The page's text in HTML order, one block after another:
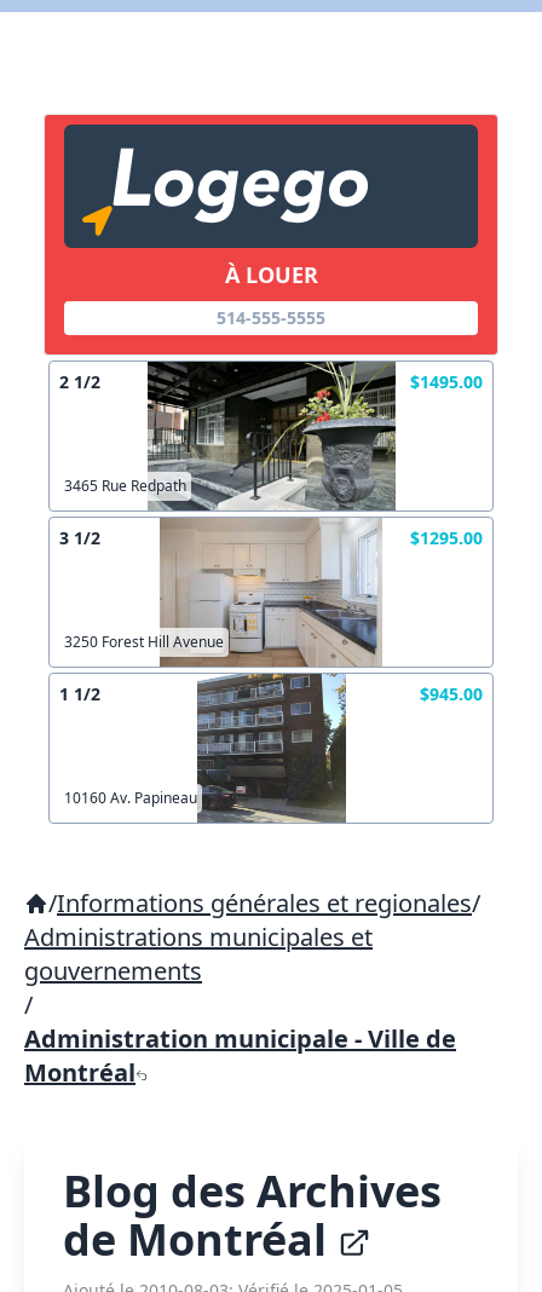
À LOUER
514-555-5555
2 1/2 $1495.00
3465 Rue Redpath
3 1/2 $1295.00
3250 Forest Hill Avenue
1 1/2 $945.00
10160 Av. Papineau
/Informations générales et regionales/
Administrations municipales et
gouvernements
/
Administration municipale - Ville de
Montréal
Blog des Archives
de Montréal
Copier lien